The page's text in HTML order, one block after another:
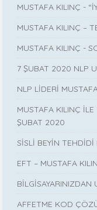
MUSTAFA KILINÇ -
MUSTAFA KILINÇ –
MUSTAFA KILINÇ -
7 ŞUBAT 2020 NLP
NLP LİDERİ
MUSTAFA KILINÇ
ŞUBAT 2020
SİSLİ BEYİN TEHDİDİ
EFT – MUSTAFA
BİLGİSAYARINIZDAN
AFFETME KOD